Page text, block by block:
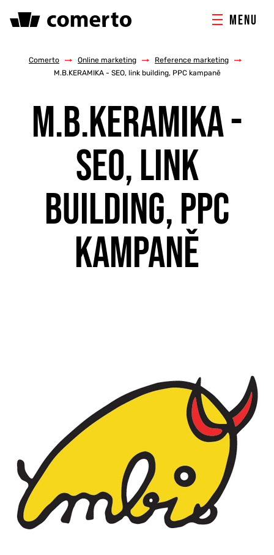
MENU
ONLINE MARKETING
TVORBA WEBU
PORADENSTVÍ & ŠKOLENÍ
REFERENCE
O NÁS
KONTAKTY
Comerto / Online marketing / Reference marketing
/
M.B.KERAMIKA - SEO, link building, PPC kampaně
M.B.KERAMIKA -
SEO, LINK
BUILDING, PPC
KAMPANĚ